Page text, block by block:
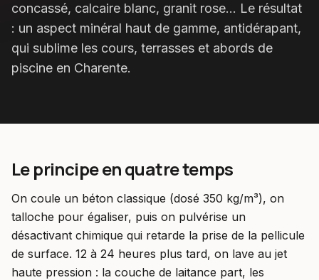
concassé, calcaire blanc, granit rose… Le résultat
: un aspect minéral haut de gamme, antidérapant,
qui sublime les cours, terrasses et abords de
piscine en Charente.
Le principe en quatre temps
On coule un béton classique (dosé 350 kg/m³), on
talloche pour égaliser, puis on pulvérise un
désactivant chimique qui retarde la prise de la pellicule
de surface. 12 à 24 heures plus tard, on lave au jet
haute pression : la couche de laitance part, les